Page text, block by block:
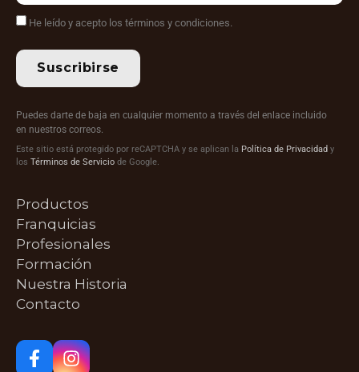
He leído y acepto los términos y condiciones.
Suscribirse
Puedes darte de baja en cualquier momento a través del enlace incluido
en nuestros correos.
Este sitio está protegido por reCAPTCHA y se aplican la Política de Privacidad y
los Términos de Servicio de Google.
Productos
Franquicias
Profesionales
Formación
Nuestra Historia
Contacto